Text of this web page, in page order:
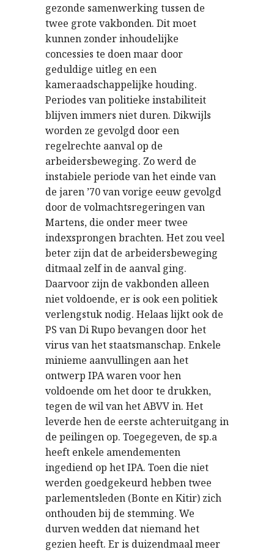
gezonde samenwerking tussen de
twee grote vakbonden. Dit moet
kunnen zonder inhoudelijke
concessies te doen maar door
geduldige uitleg en een
kameraadschappelijke houding.
Periodes van politieke instabiliteit
blijven immers niet duren. Dikwijls
worden ze gevolgd door een
regelrechte aanval op de
arbeidersbeweging. Zo werd de
instabiele periode van het einde van
de jaren ’70 van vorige eeuw gevolgd
door de volmachtsregeringen van
Martens, die onder meer twee
indexsprongen brachten. Het zou veel
beter zijn dat de arbeidersbeweging
ditmaal zelf in de aanval ging.
Daarvoor zijn de vakbonden alleen
niet voldoende, er is ook een politiek
verlengstuk nodig. Helaas lijkt ook de
PS van Di Rupo bevangen door het
virus van het staatsmanschap. Enkele
minieme aanvullingen aan het
ontwerp IPA waren voor hen
voldoende om het door te drukken,
tegen de wil van het ABVV in. Het
leverde hen de eerste achteruitgang in
de peilingen op. Toegegeven, de sp.a
heeft enkele amendementen
ingediend op het IPA. Toen die niet
werden goedgekeurd hebben twee
parlementsleden (Bonte en Kitir) zich
onthouden bij de stemming. We
durven wedden dat niemand het
gezien heeft. Er is duizendmaal meer